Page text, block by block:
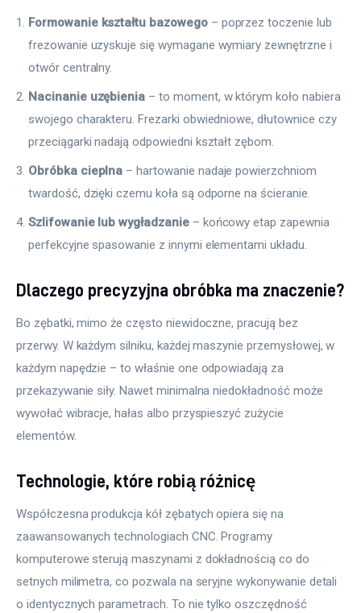
Formowanie kształtu bazowego– poprzez toczenie lub
frezowanie uzyskuje się wymagane wymiary zewnętrzne i
otwór centralny.
Nacinanie uzębienia – to moment, w którym koło nabiera
swojego charakteru. Frezarki obwiedniowe, dłutownice czy
przeciągarki nadają odpowiedni kształt zębom.
Obróbka cieplna – hartowanie nadaje powierzchniom
twardość, dzięki czemu koła są odporne na ścieranie.
Szlifowanie lub wygładzanie– końcowy etap zapewnia
perfekcyjne spasowanie z innymi elementami układu.
Dlaczego precyzyjna obróbka ma znaczenie?
Bo zębatki, mimo że często niewidoczne, pracują bez
przerwy. W każdym silniku, każdej maszynie przemysłowej, w
każdym napędzie – to właśnie one odpowiadają za
przekazywanie siły. Nawet minimalna niedokładność może
wywołać wibracje, hałas albo przyspieszyć zużycie
elementów.
Technologie, które robią różnicę
Współczesna produkcja kół zębatych opiera się na
zaawansowanych technologiach CNC. Programy
komputerowe sterują maszynami z dokładnością co do
setnych milimetra, co pozwala na seryjne wykonywanie detali
o identycznych parametrach. To nie tylko oszczędność